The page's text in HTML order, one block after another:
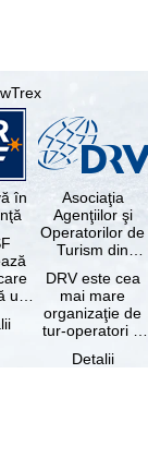
în
un
Asociaţia
Agenţiilor şi
Operatorilor de
Turism din
DRV este cea
mai mare
organizaţie de
tur-operatori şi
turism din
Detalii